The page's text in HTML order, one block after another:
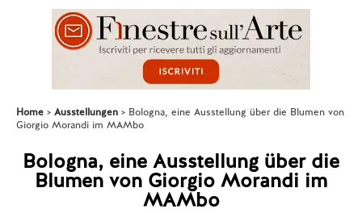
Home Ausstellungen
Bologna, eine Ausstellung über die Blumen von
Giorgio Morandi im MAMbo
Bologna, eine Ausstellung über die
Blumen von Giorgio Morandi im
MAMbo